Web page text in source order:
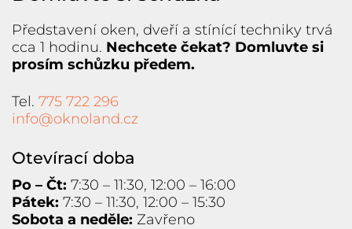
Představení oken, dveří a stínící techniky trvá
cca 1 hodinu. Nechcete čekat? Domluvte si
prosím schůzku předem.
Tel. 775 722 296
info@oknoland.cz
Otevírací doba
Po – Čt: 7:30 – 11:30, 12:00 – 16:00
Pátek: 7:30 – 11:30, 12:00 – 15:30
Sobota a neděle: Zavřeno